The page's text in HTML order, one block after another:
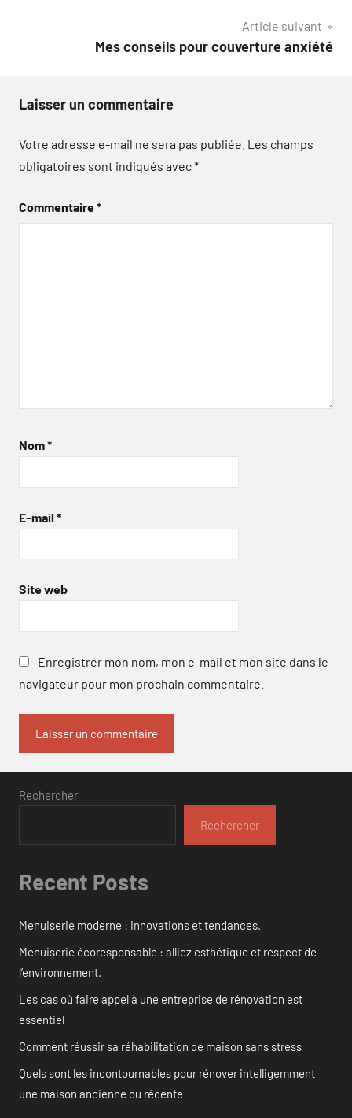
Article suivant
Mes conseils pour couverture anxiété
Laisser un commentaire
Votre adresse e-mail ne sera pas publiée. Les champs
obligatoires sont indiqués avec*
Commentaire*
Nom*
E-mail *
Site web
Enregistrer mon nom, mon e-mail et mon site dans le
navigateur pour mon prochain commentaire.
Rechercher
Rechercher
Recent Posts
Menuiserie moderne : innovations et tendances.
Menuiserie écoresponsable : alliez esthétique et respect de
l’environnement.
Les cas où faire appel à une entreprise de rénovation est
essentiel
Comment réussir sa réhabilitation de maison sans stress
Quels sont les incontournables pour rénover intelligemment
une maison ancienne ou récente